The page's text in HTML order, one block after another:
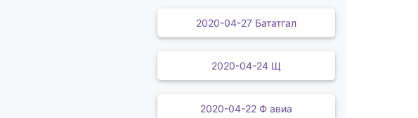
2020-04-27 Бататгал
2020-04-24 Щ
2020-04-22 Ф авиа